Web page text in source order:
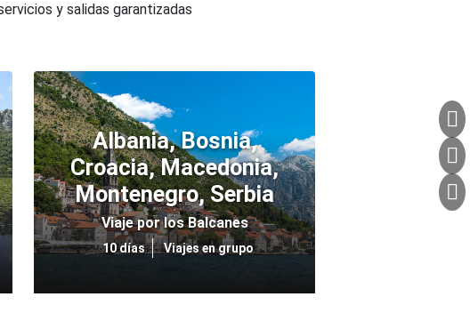
y salidas garantizadas
Albania, Bosnia,
Croacia, Macedonia,
Montenegro, Serbia
Viaje por los Balcanes
10 días Viajes en grupo